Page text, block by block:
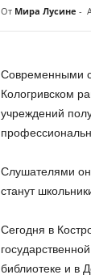
От Мира Лусине -
Современными
Кологривском
учреждений
Слушателями
станут
Сегодня в
библиотеке и в